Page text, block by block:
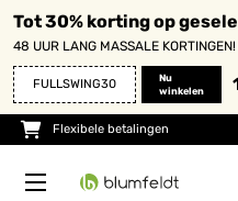
Tot 30% korting op
48 UUR LANG MASSALE KORTINGEN!
FULLSWING30
Nu
winkelen
Flexibele betalingen